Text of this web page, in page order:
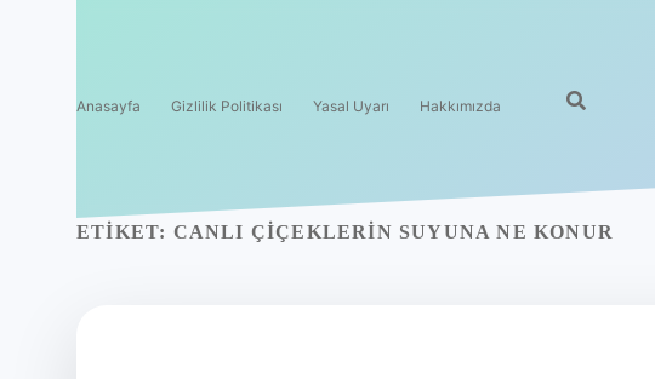
Anasayfa Gizlilik Politikası Yasal Uyarı Hakkımızda
ETIKET: CANLI ÇIÇEKLERIN SUYUNA NE KONUR